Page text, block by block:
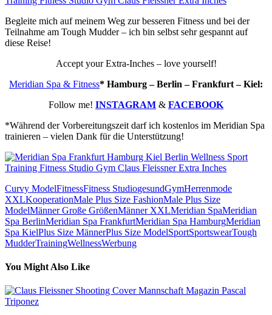
Begleite mich auf meinem Weg zur besseren Fitness und bei der
Teilnahme am Tough Mudder – ich bin selbst sehr gespannt auf
diese Reise!
Accept your Extra-Inches – love yourself!
Meridian Spa & Fitness* Hamburg – Berlin – Frankfurt – Kiel:
Follow me! INSTAGRAM & FACEBOOK
*Während der Vorbereitungszeit darf ich kostenlos im Meridian Spa
trainieren – vielen Dank für die Unterstützung!
Curvy ModelFitnessFitness StudiogesundGymHerrenmode
XXLKooperationMale Plus Size FashionMale Plus Size
ModelMänner Große GrößenMänner XXLMeridian SpaMeridian
Spa BerlinMeridian Spa FrankfurtMeridian Spa HamburgMeridian
Spa KielPlus Size MännerPlus Size ModelSportSportswearTough
MudderTrainingWellnessWerbung
You Might Also Like